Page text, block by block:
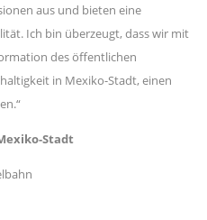
aus und bieten eine
Ich bin überzeugt, dass wir mit
des öffentlichen
in Mexiko-Stadt, einen
Stadt